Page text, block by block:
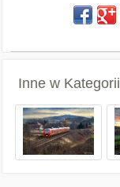
Inne w Kategorii